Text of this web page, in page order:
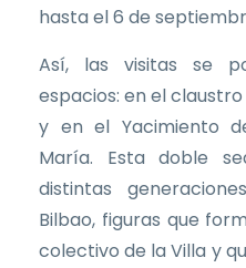
hasta el 6 de
Así, las visitas se
espacios: en el
y en el Yacimiento
María. Esta doble
distintas
Bilbao, figuras que
colectivo de la Villa y